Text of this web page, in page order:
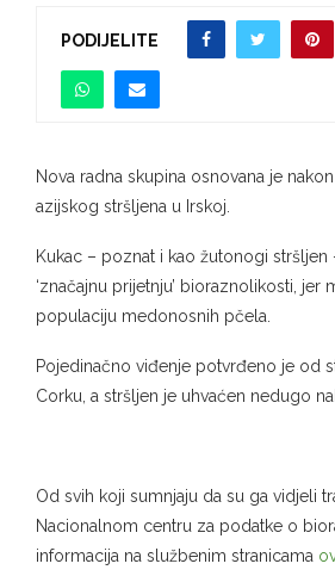
PODIJELITE
Nova radna skupina osnovana je
azijskog stršljena u Irskoj.
Kukac – poznat i kao žutonogi stršljen
‘značajnu prijetnju’ bioraznolikosti, jer
populaciju medonosnih pčela.
Pojedinačno viđenje potvrđeno je od
Corku, a stršljen je uhvaćen nedugo
Od svih koji sumnjaju da su ga vidjeli
Nacionalnom centru za podatke o
informacija na službenim stranicama